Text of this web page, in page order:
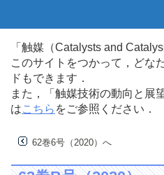
「触媒（Catalysts and
このサイトをつかって，どな
ドもできます．
また，「触媒技術の動向と展
はこちら をご参照ください．
62巻6号（2020）へ